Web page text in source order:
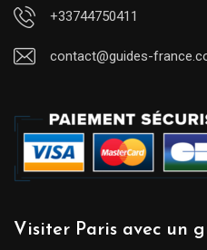
+33744750411
contact@guides-
Visiter Paris avec un